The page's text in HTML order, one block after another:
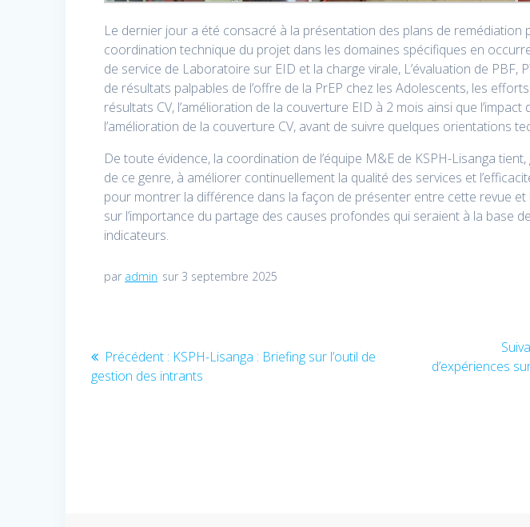
Le dernier jour a été consacré à la présentation des plans de remédiation
coordination technique du projet dans les domaines spécifiques en
de service de Laboratoire sur EID et la charge virale, L’évaluation de PBF,
de résultats palpables de l’offre de la PrEP chez les Adolescents, les
résultats CV, l’amélioration de la couverture EID à 2 mois ainsi que
l’amélioration de la couverture CV, avant de suivre quelques orientations
De toute évidence, la coordination de l’équipe M&E de KSPH-Lisanga
de ce genre, à améliorer continuellement la qualité des services et
pour montrer la différence dans la façon de présenter entre cette revue
sur l’importance du partage des causes profondes qui seraient à la base
indicateurs.
par admin sur 3 septembre 2025
Navigation
de
Précédent : Article
précédent
KSPH-Lisanga : Briefing sur l’outil de
gestion des intrants
d’expériences